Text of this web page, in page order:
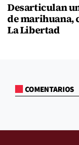
Desarticulan
de marihuana,
La Libertad
COMENTARIOS